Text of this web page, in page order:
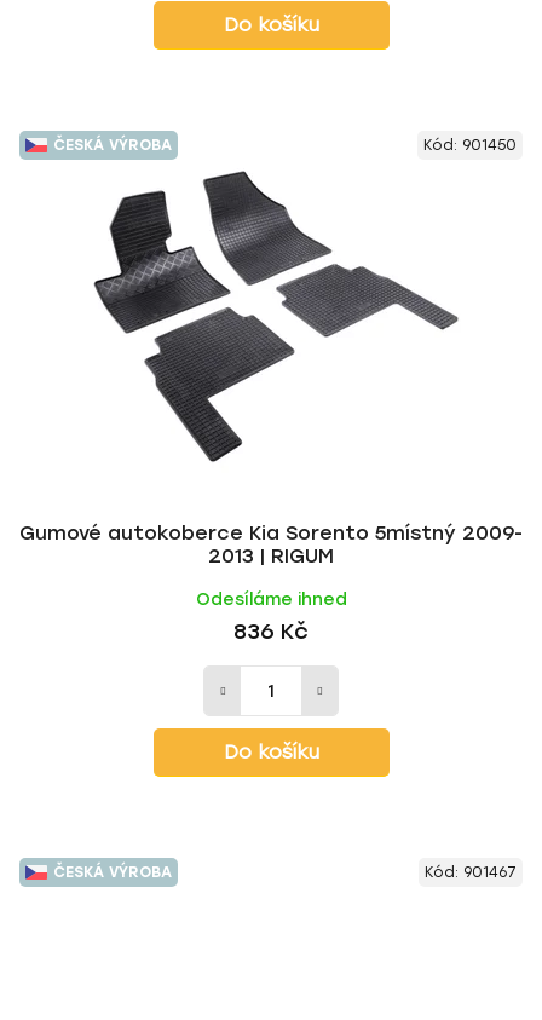
Do košíku
ČESKÁ VÝROBA
Gumové autokoberce Kia Sorento 5místný 2009-
2013 | RIGUM
Odesíláme ihned
836 Kč
Do košíku
Kód: 901450
ČESKÁ VÝROBA Kód: 901467